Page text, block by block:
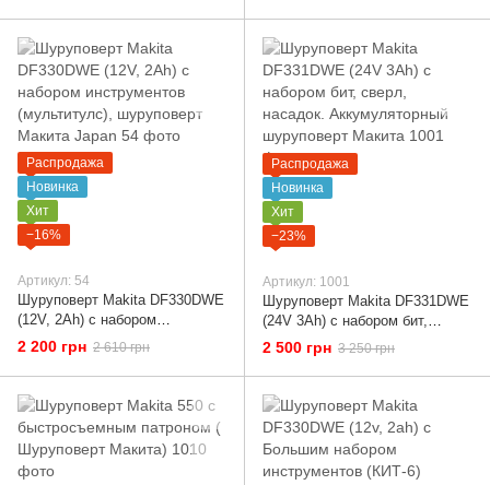
Распродажа
Новинка
Хит
−16%
Артикул: 54
Шуруповерт Makita DF330DWE
(12V, 2Ah) с набором
инструментов (мультитулс),
шуруповерт Макита Japan
2 200 грн 2 610 грн
Распродажа
Новинка
Хит
−23%
Артикул: 1001
Шуруповерт Makita DF331DWE
(24V 3Ah) с набором бит,
сверл, насадок.
Аккумуляторный шуруповерт
Макита
2 500 грн 3 250 грн